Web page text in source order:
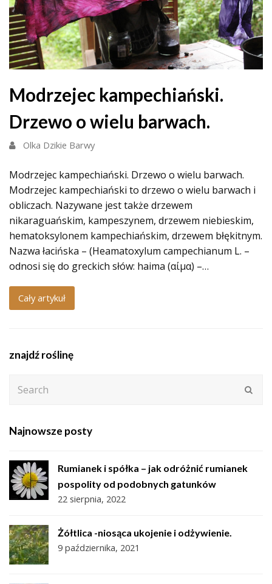
Modrzejec kampechiański.
Drzewo o wielu barwach.
Olka Dzikie Barwy
Modrzejec kampechiański. Drzewo o wielu barwach.
Modrzejec kampechiański to drzewo o wielu barwach i
obliczach. Nazywane jest także drzewem
nikaraguańskim, kampeszynem, drzewem niebieskim,
hematoksylonem kampechiańskim, drzewem błękitnym.
Nazwa łacińska – (Heamatoxylum campechianum L. –
odnosi się do greckich słów: haima (αίμα) –…
Cały artykuł
znajdź roślinę
Najnowsze posty
Rumianek i spółka – jak odróżnić rumianek
pospolity od podobnych gatunków
22 sierpnia, 2022
Żółtlica -niosąca ukojenie i odżywienie.
9 października, 2021